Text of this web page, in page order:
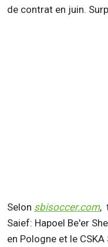
de contrat en juin.
Selon sbisoccer.com,
Saief: Hapoel Be'er
en Pologne et le